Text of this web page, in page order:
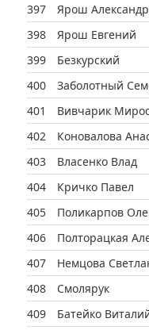
397
Ярош Александр
398
Ярош Евгений
399
Безкурский
400
Заболотный
401
Вивчарик
402
Коновалова
403
Власенко Влад
404
Кричко Павел
405
Поликарпов
406
Полторацкая
407
Немцова
408
Смолярук
409
Батейко